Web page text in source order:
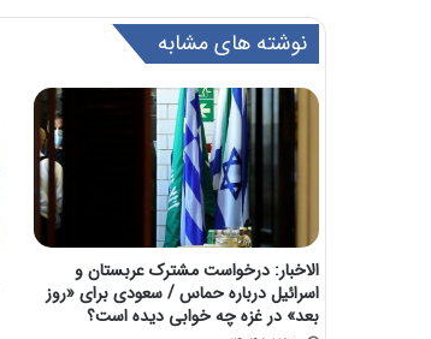
نوشته های مشابه
الاخبار: درخواست مشترک عربستان و
اسرائیل درباره حماس / سعودی برای «روز
بعد» در غزه چه خوابی دیده است؟